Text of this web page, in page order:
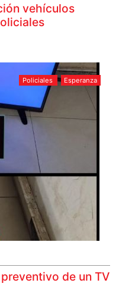
vehículos
Policiales Esperanza
de un TV